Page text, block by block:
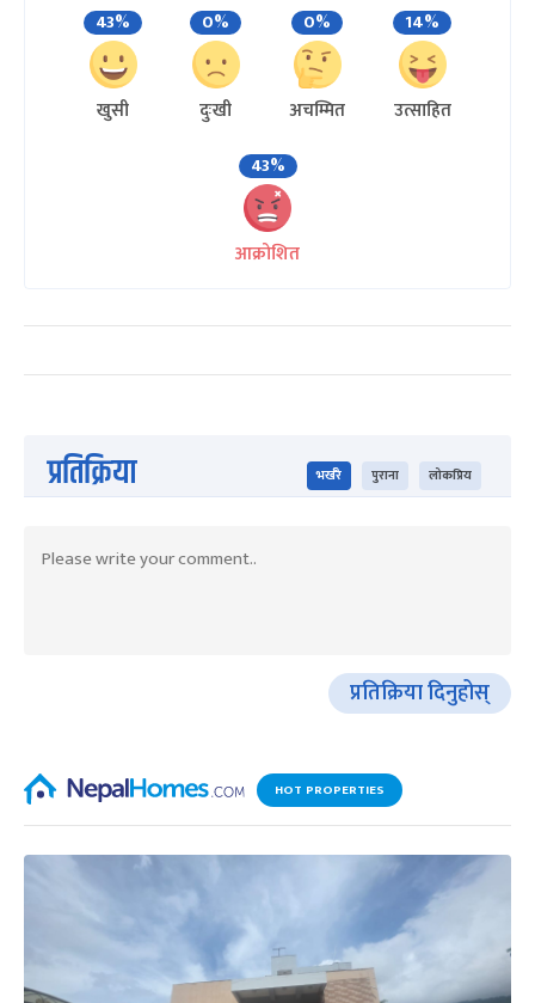
43%
खुसी
0%
दुःखी
0%
अचम्मित
14%
उत्साहित
43%
आक्रोशित
प्रतिक्रिया भर्खरै पुराना लोकप्रिय
प्रतिक्रिया दिनुहोस्
HOT PROPERTIES